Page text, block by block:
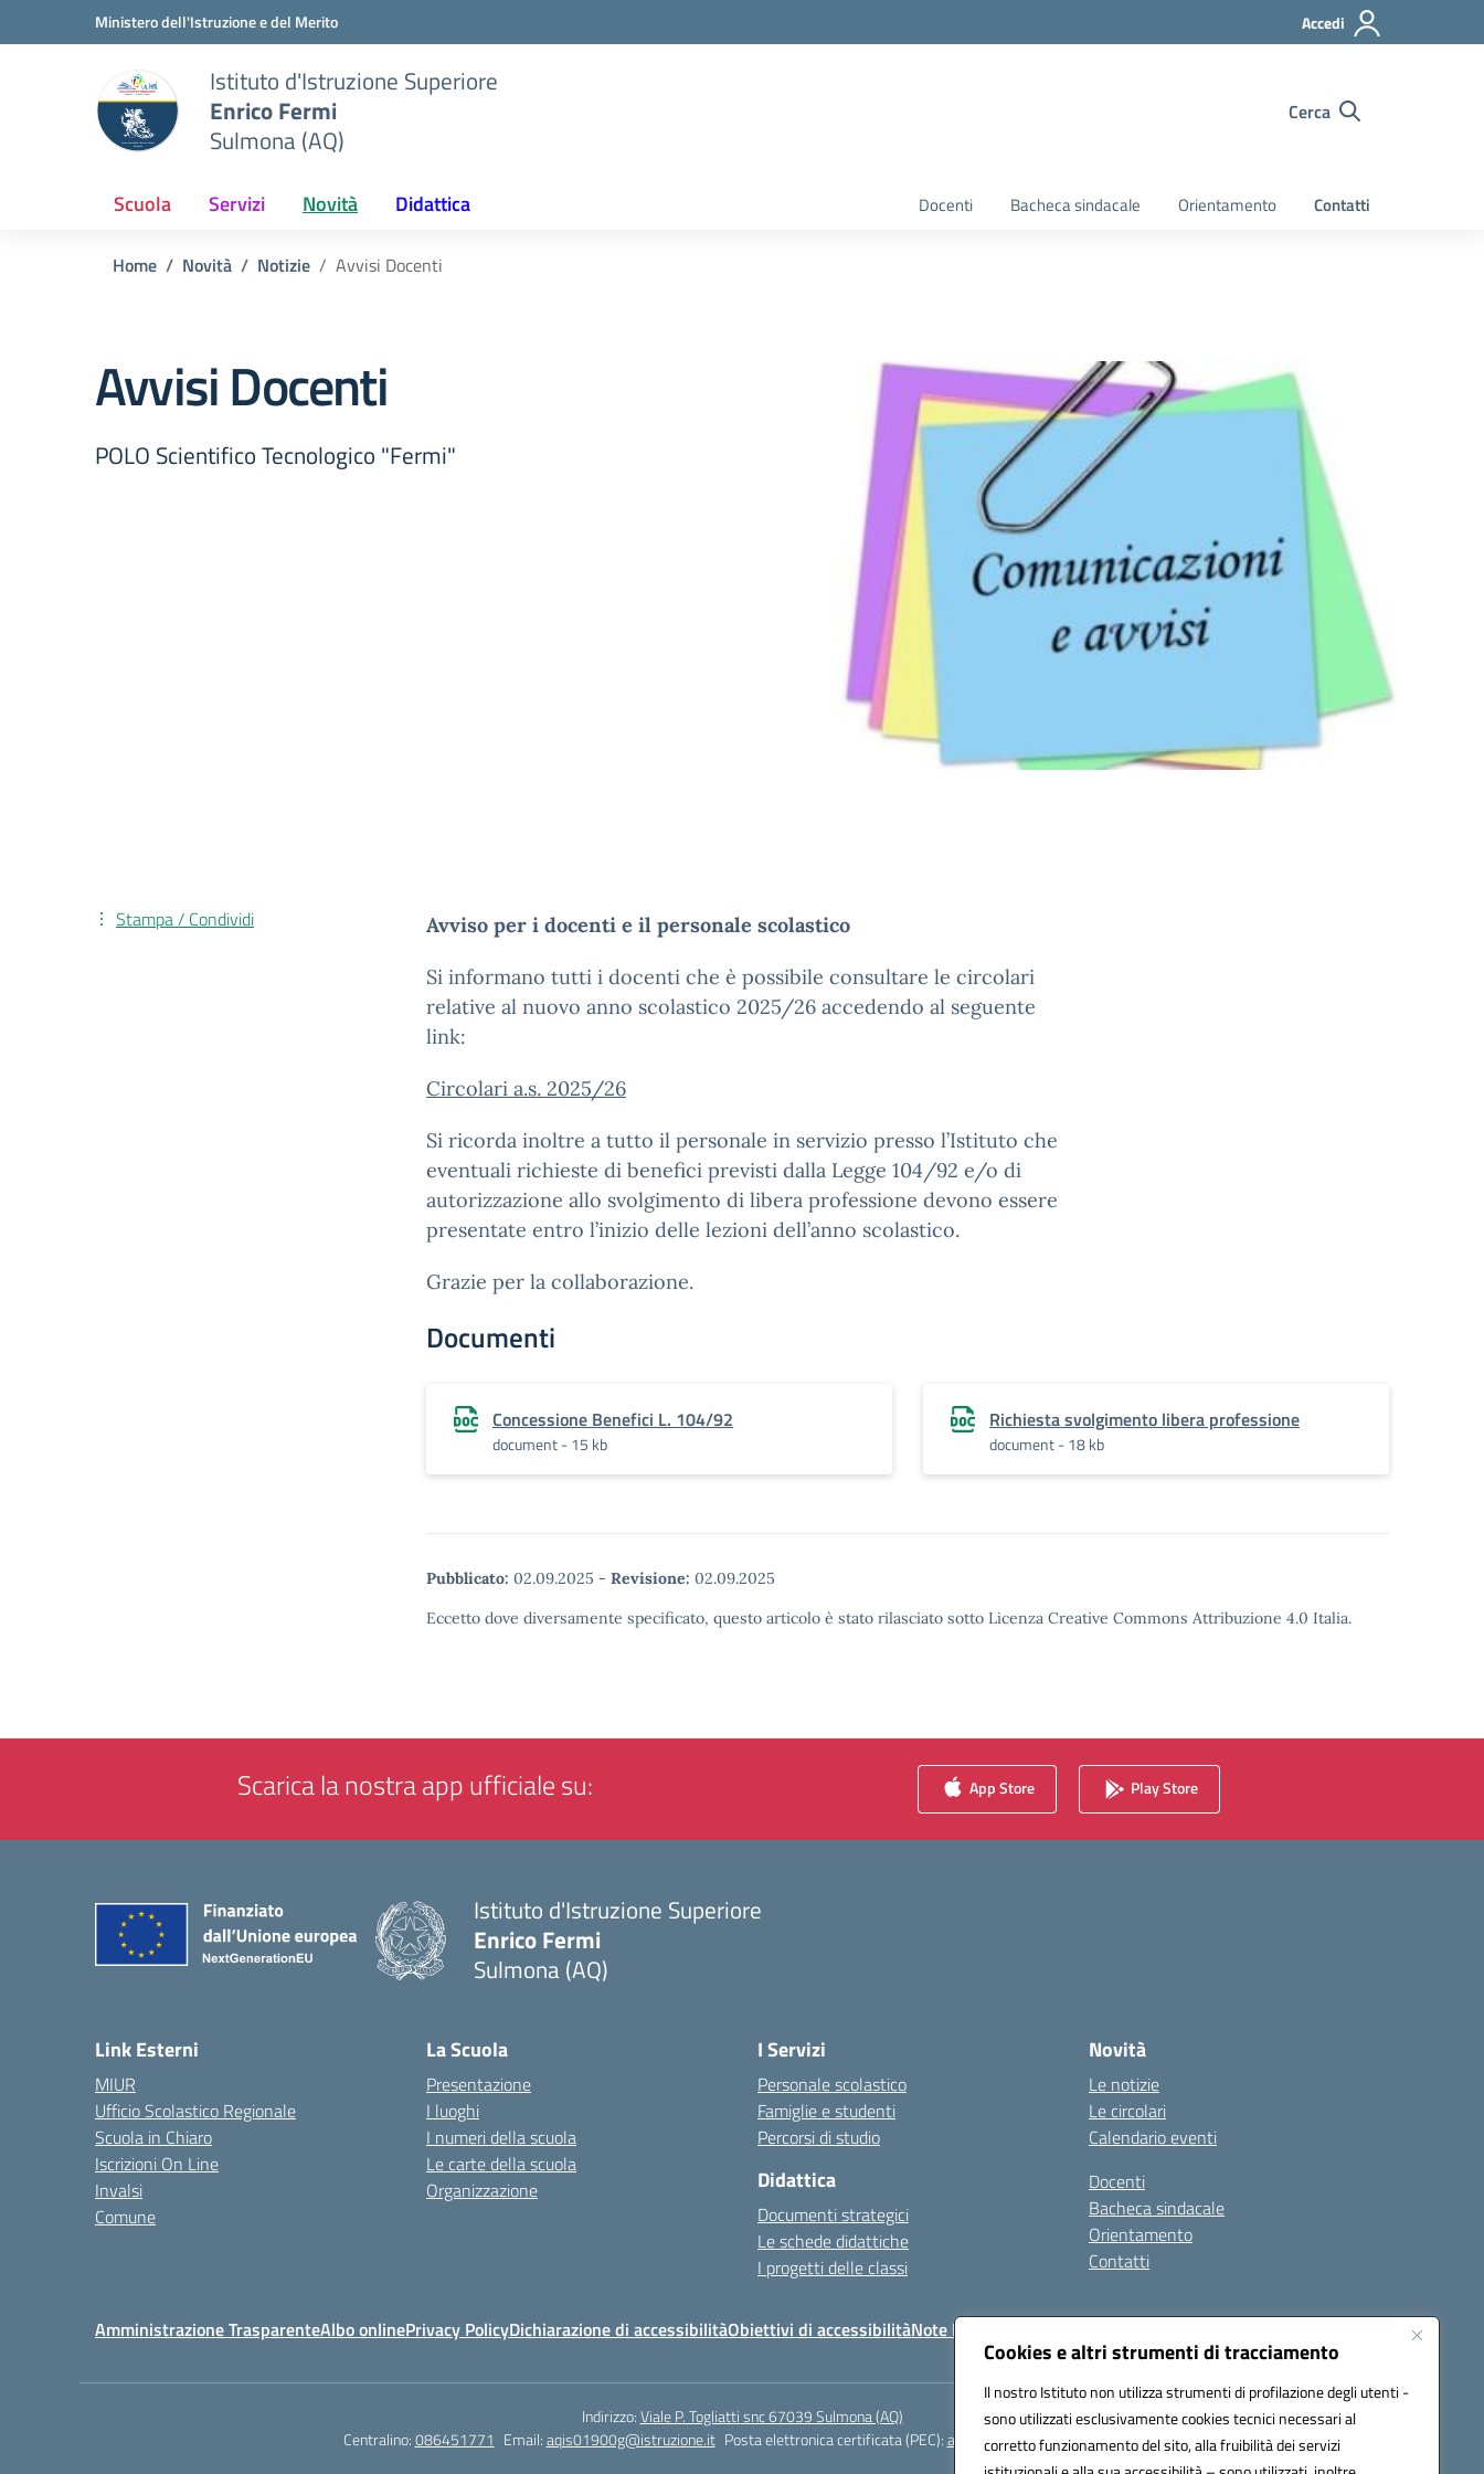
Cookies e altri strumenti di tracciamento
Il nostro Istituto non utilizza strumenti di profilazione degli utenti -
sono utilizzati esclusivamente cookies tecnici necessari al
corretto funzionamento del sito, alla fruibilità dei servizi
Vai ai contenuti
Vai al menu di navigazioneMinistero dell'Istruzione e del Merito Accedi
Istituto d'Istruzione Superiore
Enrico Fermi
Sulmona (AQ)
Cerca
Scuola Servizi Novità Didattica Docenti Bacheca sindacale Orientamento Contatti
Home Novità Notizie Avvisi Docenti
Avvisi Docenti
POLO Scientifico Tecnologico "Fermi"
Avviso per i docenti e il personale scolastico
Si informano tutti i docenti che è possibile consultare le circolari
relative al nuovo anno scolastico 2025/26 accedendo al seguente
link:
Circolari a.s. 2025/26
Si ricorda inoltre a tutto il personale in servizio presso l’Istituto che
eventuali richieste di benefici previsti dalla Legge 104/92 e/o di
autorizzazione allo svolgimento di libera professione devono essere
presentate entro l’inizio delle lezioni dell’anno scolastico.
Grazie per la collaborazione.
Documenti
Concessione Benefici L. 104/92
document - 15 kb
Richiesta svolgimento libera professione
document - 18 kb
Pubblicato: 02.09.2025 - Revisione: 02.09.2025
Eccetto dove diversamente specificato, questo articolo è stato rilasciato sotto Licenza Creative Commons Attribuzione 4.0 Italia.
Stampa / Condividi
Scarica la nostra app ufficiale su: App Store Play Store
Istituto d'Istruzione Superiore
Enrico Fermi
Sulmona (AQ)
Link Esterni
MIUR
Ufficio Scolastico Regionale
Scuola in Chiaro
Iscrizioni On Line
Invalsi
Comune
La Scuola
Presentazione
I luoghi
I numeri della scuola
Le carte della scuola
Organizzazione
I Servizi
Personale scolastico
Famiglie e studenti
Percorsi di studio
Didattica
Documenti strategici
Le schede didattiche
I progetti delle classi
Novità
Le notizie
Le circolari
Calendario eventi
Docenti
Bacheca sindacale
Orientamento
Contatti
Amministrazione TrasparenteAlbo onlinePrivacy PolicyDichiarazione di accessibilitàObiettivi di accessibilitàNote legali
Indirizzo:Viale P. Togliatti snc 67039 Sulmona (AQ)
Centralino:086451771 Email:aqis01900g@istruzione.it Posta elettronica certificata (PEC):aqis01900g@pec.istruzione.it